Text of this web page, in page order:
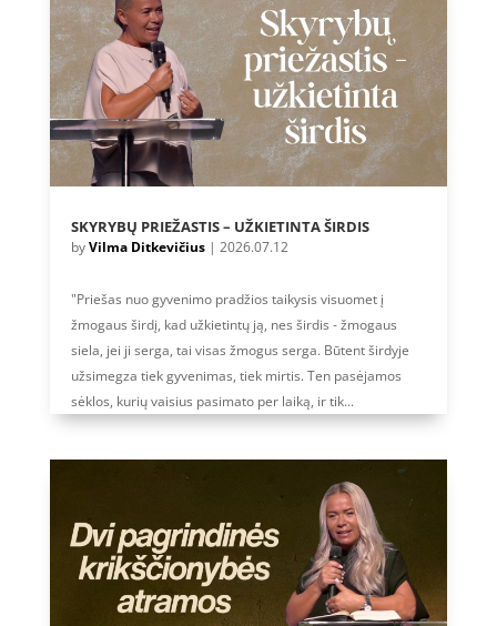
SKYRYBŲ PRIEŽASTIS – UŽKIETINTA ŠIRDIS
byVilma Ditkevičius| 2026.07.12
"Priešas nuo gyvenimo pradžios taikysis visuomet į
žmogaus širdį, kad užkietintų ją, nes širdis - žmogaus
siela, jei ji serga, tai visas žmogus serga. Būtent širdyje
užsimegza tiek gyvenimas, tiek mirtis. Ten pasėjamos
sėklos, kurių vaisius pasimato per laiką, ir tik...